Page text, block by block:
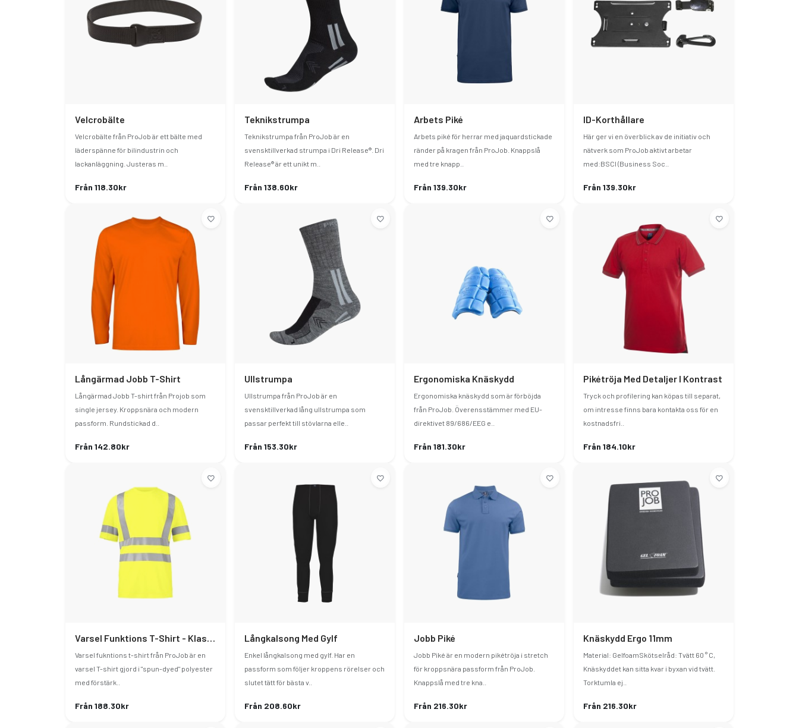
Velcrobälte
Velcrobälte från ProJob är ett bälte med
läderspänne för bilindustrin och
lackanläggning. Justeras m..
Från 118.30kr
Teknikstrumpa
Teknikstrumpa från ProJob är en
svensktillverkad strumpa i Dri Release®. Dri
Release® är ett unikt m..
Från 138.60kr
Arbets Piké
Arbets piké för herrar med jaquardstickade
ränder på kragen från ProJob. Knappslå
med tre knapp..
Från 139.30kr
ID-Korthållare
Här ger vi en överblick av de initiativ och
nätverk som ProJob aktivt arbetar
med:BSCI (Business Soc..
Från 139.30kr
Långärmad Jobb T-Shirt
Långärmad Jobb T-shirt från Projob som
single jersey. Kroppsnära och modern
passform. Rundstickad d..
Från 142.80kr
Ullstrumpa
Ullstrumpa från ProJob är en
svensktillverkad lång ullstrumpa som
passar perfekt till stövlarna elle..
Från 153.30kr
Ergonomiska Knäskydd
Ergonomiska knäskydd som är förböjda
från ProJob. Överensstämmer med EU-
direktivet 89/686/EEG e..
Från 181.30kr
Pikétröja Med Detaljer I Kontrast
Tryck och profilering kan köpas till separat,
om intresse finns bara kontakta oss för en
kostnadsfri..
Från 184.10kr
Varsel Funktions T-Shirt - Klass 3/2
Varsel fukntions t-shirt från ProJob är en
varsel T-shirt gjord i "spun-dyed" polyester
med förstärk..
Från 188.30kr
Långkalsong Med Gylf
Enkel långkalsong med gylf. Har en
passform som följer kroppens rörelser och
slutet tätt för bästa v..
Från 208.60kr
Jobb Piké
Jobb Piké är en modern pikétröja i stretch
för kroppsnära passform från ProJob.
Knappslå med tre kna..
Från 216.30kr
Knäskydd Ergo 11mm
Material: GelfoamSkötselråd: Tvätt 60 ° C,
Knäskyddet kan sitta kvar i byxan vid tvätt.
Torktumla ej..
Från 216.30kr